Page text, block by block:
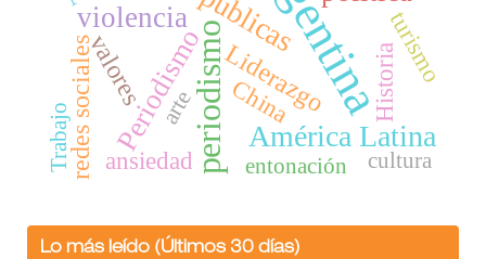
periodismo América Latina
Periodismo
violencia
Liderazgo
redes socialesvalores China
ansiedad
Historiaturismo
entonación
Trabajo arte
cultura
Lo más leído (Últimos 30 días)